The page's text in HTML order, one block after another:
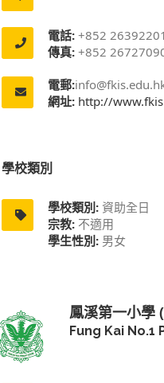
電話: +852 26392201
傳真: +852
電郵:
網址: http://
學校類別
學校類別: 資助全日
宗教: 不適用
學生性別: 男女
鳳溪第一小學
Fung Kai No.1